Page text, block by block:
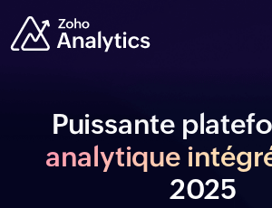
Puissante
analytique
2025